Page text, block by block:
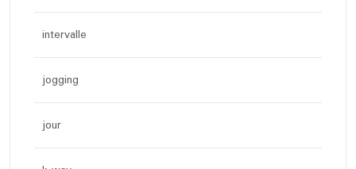
intervalle
jogging
jour